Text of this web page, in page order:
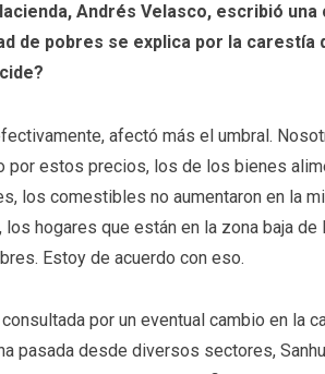
Andrés Velasco, escribió
de pobres se explica por la carestía
afectó más el umbral.
por estos precios, los de los bienes
los comestibles no aumentaron en la
los hogares que están en la zona baja
Estoy de acuerdo con eso.
por un eventual cambio en la
pasada desde diversos sectores,